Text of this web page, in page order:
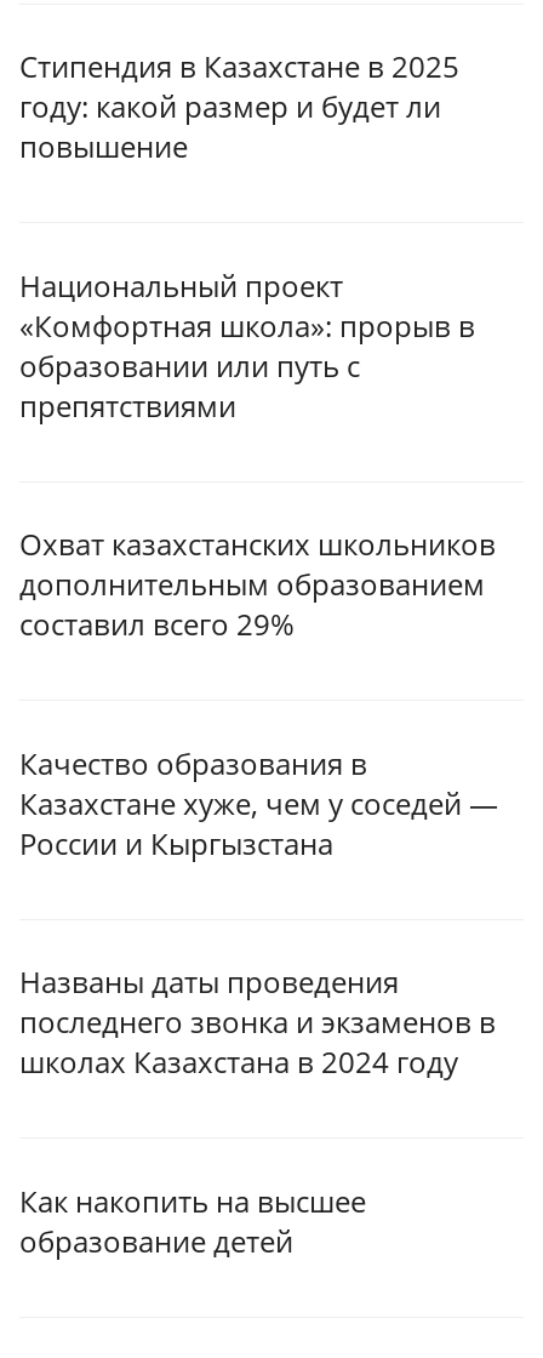
Стипендия в Казахстане в 2025
году: какой размер и будет ли
повышение
Национальный проект
«Комфортная школа»: прорыв в
образовании или путь с
препятствиями
Охват казахстанских школьников
дополнительным образованием
составил всего 29%
Качество образования в
Казахстане хуже, чем у соседей —
России и Кыргызстана
Названы даты проведения
последнего звонка и экзаменов в
школах Казахстана в 2024 году
Как накопить на высшее
образование детей